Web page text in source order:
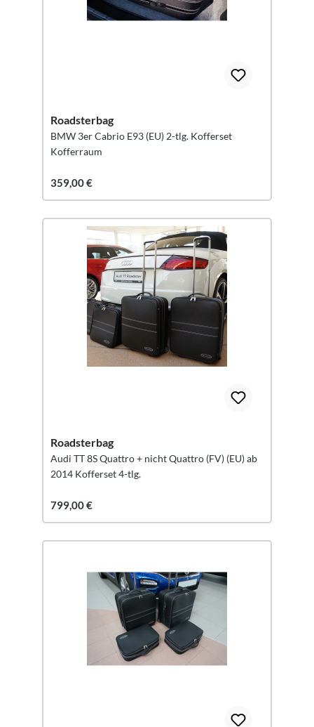
Roadsterbag
BMW 3er Cabrio E93 (EU) 2-tlg. Kofferset
Kofferraum
359,00 €
Roadsterbag
Audi TT 8S Quattro + nicht Quattro (FV) (EU) ab
2014 Kofferset 4-tlg.
799,00 €